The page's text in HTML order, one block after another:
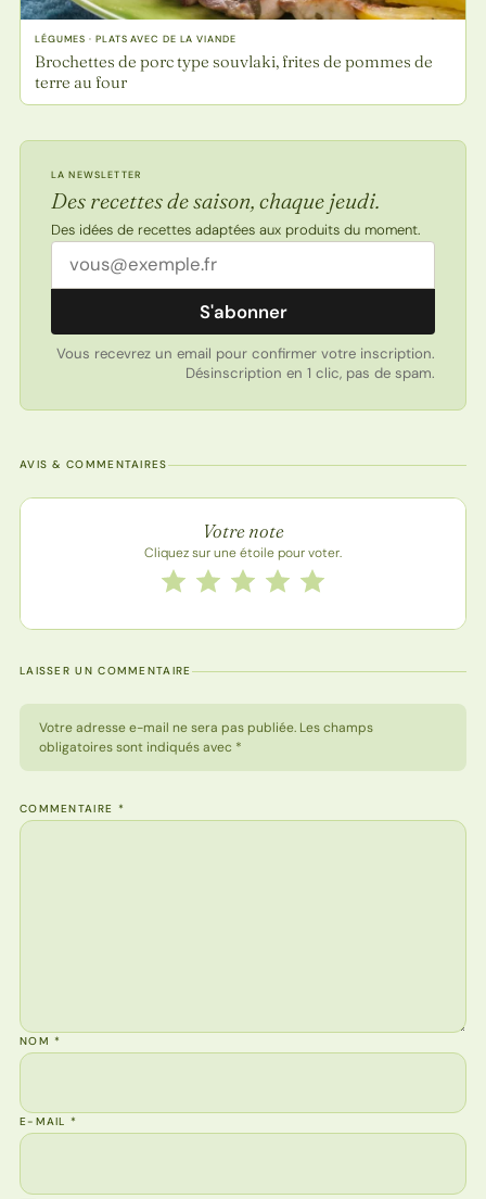
LÉGUMES · PLATS AVEC DE LA VIANDE
Brochettes de porc type souvlaki, frites de pommes de
terre au four
LA NEWSLETTER
Des recettes de saison, chaque jeudi.
Des idées de recettes adaptées aux produits du moment.
Adresse email
S'abonner
Vous recevrez un email pour confirmer votre inscription.
Désinscription en 1 clic, pas de spam.
AVIS & COMMENTAIRES
Note de la recette
Votre note
Cliquez sur une étoile pour voter.
Notez cette recette de 1 à 5 étoiles
5 étoiles
4 étoiles
3 étoiles
2 étoiles
1 étoile
LAISSER UN COMMENTAIRE
Votre adresse e-mail ne sera pas publiée. Les champs
obligatoires sont indiqués avec *
COMMENTAIRE *
NOM*
E-MAIL*